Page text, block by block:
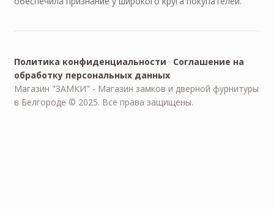
Политика конфиденциальности · Соглашение на
обработку персональных данных
Магазин "ЗАМКИ" - Магазин замков и дверной фурнитуры
в Белгороде © 2025. Все права защищены.